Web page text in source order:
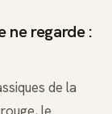
ne regarde :
de la